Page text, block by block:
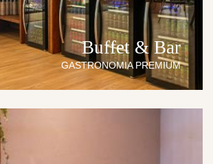
Buffet & Bar
GASTRONOMIA PREMIUM